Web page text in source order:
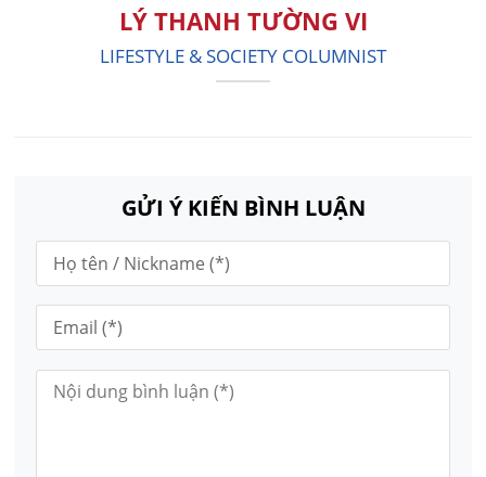
LÝ THANH TƯỜNG VI
LIFESTYLE & SOCIETY COLUMNIST
GỬI Ý KIẾN BÌNH LUẬN